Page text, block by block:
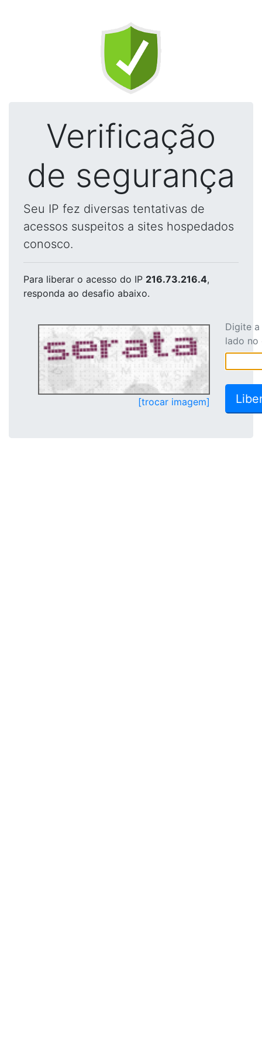
Verificação
de segurança
Seu IP fez diversas tentativas de
acessos suspeitos a sites hospedados
conosco.
Para liberar o acesso do IP 216.73.216.4,
responda ao desafio abaixo.
[trocar imagem]
Digite
lado no